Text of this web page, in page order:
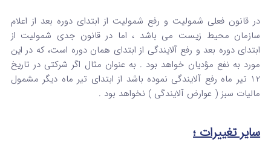
در قانون فعلی شمولیت و رفع شمولیت از ابتدای دوره بعد از اعلام
سازمان محیط زیست می باشد ، اما در قانون جدی شمولیت از
ابتدای دوره بعد و رفع آلایندگی از ابتدای همان دوره است، که در این
مورد به نفع مؤدیان خواهد بود . به عنوان مثال اگر شرکتی در تاریخ
12 تیر ماه رفع آلایندگی نموده باشد از ابتدای تیر ماه دیگر مشمول
مالیات سبز ( عوارض آلایندگی ) نخواهد بود .
سایر تغییرات ؛